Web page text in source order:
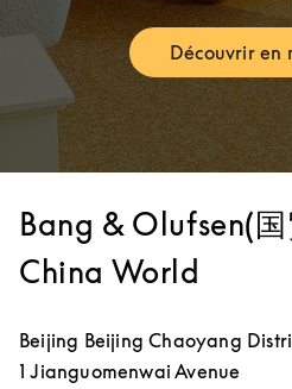
Découvrir en
Bang & Olufsen(
China World
Beijing Beijing Chaoyang
1 Jianguomenwai Avenue